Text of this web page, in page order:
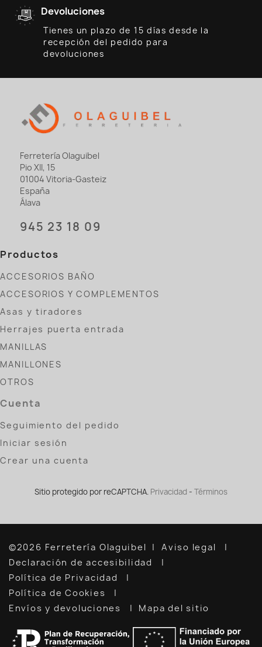
Devoluciones
Tienes un plazo de 15 días desde la
recepción del pedido para
devoluciones
Ferretería Olaguibel
Pio XII, 15
01004 Vitoria-Gasteiz
España
Álava
945 23 18 09
Productos
ACCESORIOS BAÑO
ACCESORIOS Y COMPLEMENTOS
Asas y tiradores
Herrajes puerta entrada
MANILLAS
MANILLONES
OTROS
Cuenta
Seguimiento del pedido
Iniciar sesión
Crear una cuenta
Sitio protegido por reCAPTCHA. Privacidad - Términos
©2026 Ferretería Olaguibel
Aviso legal
Declaración de accesibilidad
Política de Privacidad
Política de Cookies
Envíos y devoluciones
Mapa del sitio